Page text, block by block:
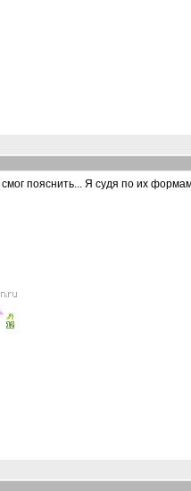
пояснить... Я судя по их